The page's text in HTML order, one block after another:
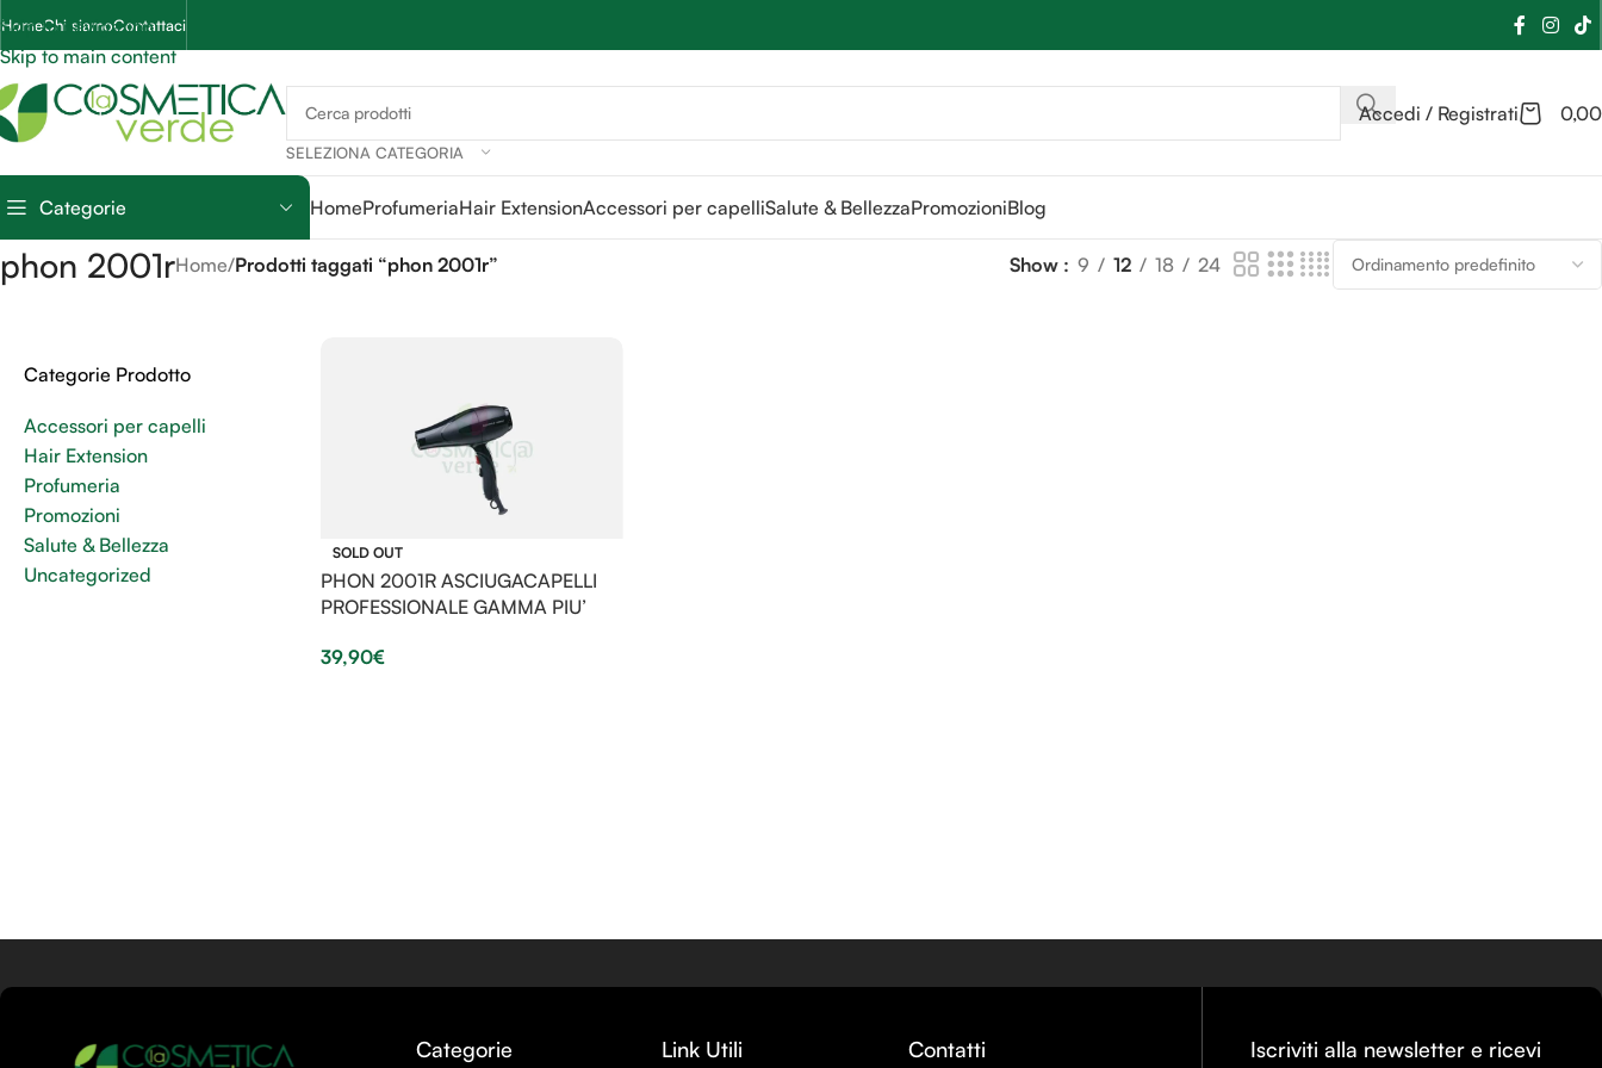
Skip to navigation
Skip to main content
HomeChi siamoContattaci
SELEZIONA CATEGORIA
Accedi / Registrati 0,00
Categorie HomeProfumeriaHair ExtensionAccessori per capelliSalute & BellezzaPromozioniBlog
phon 2001rHome/Prodotti taggati “phon 2001r” Show 9 12 18 24
Categorie Prodotto
Accessori per capelli
Hair Extension
Profumeria
Promozioni
Salute & Bellezza
Uncategorized
SOLD OUT
PHON 2001R ASCIUGACAPELLI
PROFESSIONALE GAMMA PIU’
39,90€
Categorie Link Utili Contatti
Iscriviti alla newsletter e ricevi